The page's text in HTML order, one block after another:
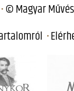
© Magyar